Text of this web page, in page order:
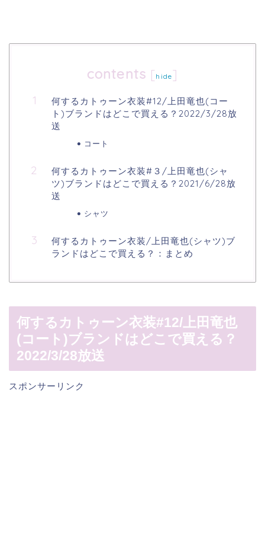
contents [ hide]
何するカトゥーン衣装#12/上田竜也(コー
ト)ブランドはどこで買える？2022/3/28放
送
コート
何するカトゥーン衣装#３/上田竜也(シャ
ツ)ブランドはどこで買える？2021/6/28放
送
シャツ
何するカトゥーン衣装/上田竜也(シャツ)ブ
ランドはどこで買える？：まとめ
何するカトゥーン衣装#12/上田竜也
(コート)ブランドはどこで買える？
2022/3/28放送
スポンサーリンク